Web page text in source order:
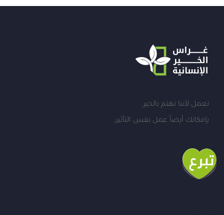
نعمل لأننا نهتم بالخير.
بإمكانك أيضاً عمل نفس التأثير.